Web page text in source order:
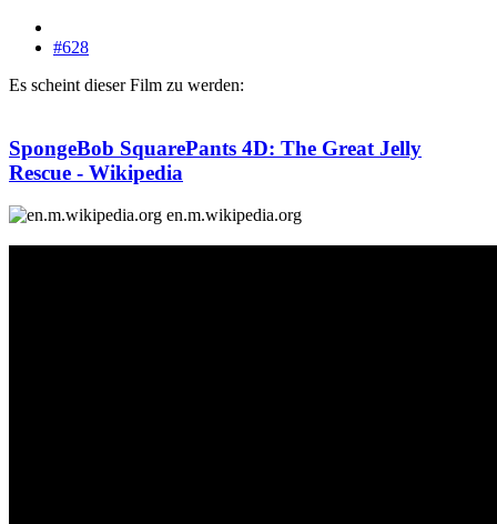
#628
Es scheint dieser Film zu werden:
SpongeBob SquarePants 4D: The Great Jelly
Rescue - Wikipedia
en.m.wikipedia.org